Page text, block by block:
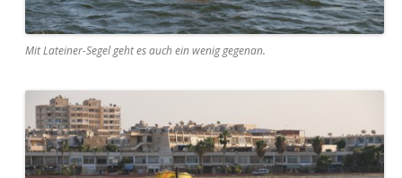
Mit Lateiner-Segel geht es auch ein wenig gegenan.